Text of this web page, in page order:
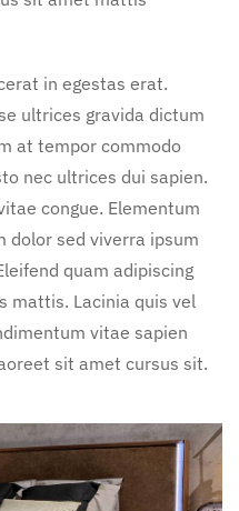
in egestas erat.
ultrices gravida dictum
at tempor commodo
nec ultrices dui sapien.
congue. Elementum
dolor sed viverra ipsum
quam adipiscing
mattis. Lacinia quis vel
vitae sapien
sit amet cursus sit.